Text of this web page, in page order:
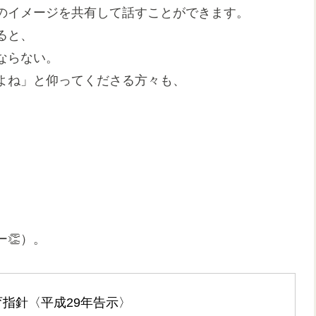
メージを共有して話すことができます。
、
ない。
」と仰ってくださる方々も、
）。
針〈平成29年告示〉